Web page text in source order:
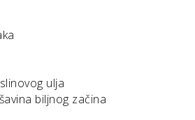
ulja
biljnog začina